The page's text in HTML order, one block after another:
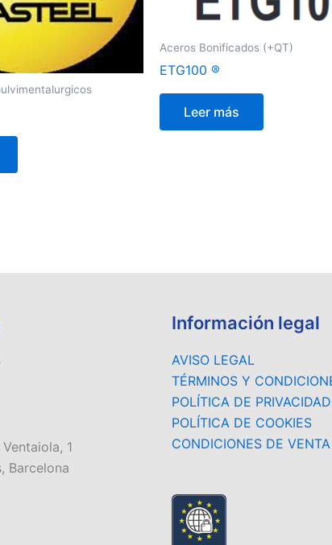
Aceros Bonificados (+QT)
ETG100 ®
Leer más
1
Barcelona
Información legal
AVISO LEGAL
TÉRMINOS Y
POLÍTICA DE PRIVACIDAD
POLÍTICA DE COOKIES
CONDICIONES DE VENTA